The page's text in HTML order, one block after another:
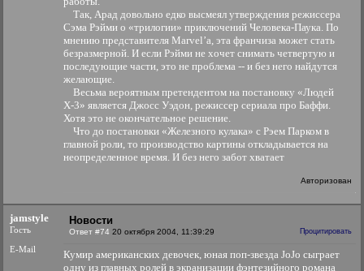
Так, Арад довольно едко высмеял утверждения режиссера
Сэма Рэйми о «трилогии» приключений Человека-Паука. По
мнению представителя Marvel’а, эта франчиза может стать
безразмерной. И если Рэйми не хочет снимать четвертую и
последующие части, это не проблема -- и без него найдутся
желающие.
Весьма вероятным претендентом на постановку «Людей
Х-3» является Джосс Уэдон, режиссер сериала про Баффи.
Хотя это не окончательное решение.
Что до постановки «Железного кулака» с Рэем Парком в
главной роли, то производство картины откладывается на
неопределенное время. И без него забот хватает
Авторизован
jamstyle
Гость
E-Mail
Новости
Ответ #74 20 октября 2004, 11:39:29 Процитировать
Кумир американских девочек, юная поп-звезда JoJo сыграет
одну из главных ролей в экранизации фэнтезийного романа